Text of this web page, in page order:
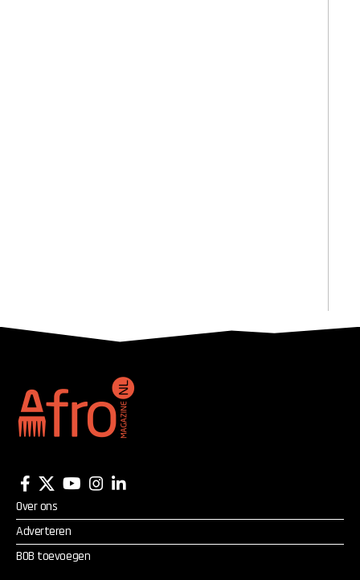
Over ons
Adverteren
BOB toevoegen